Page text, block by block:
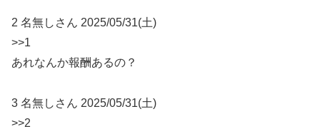
2 名無しさん 2025/05/31(土)
>>1
あれなんか報酬あるの？
3 名無しさん 2025/05/31(土)
>>2